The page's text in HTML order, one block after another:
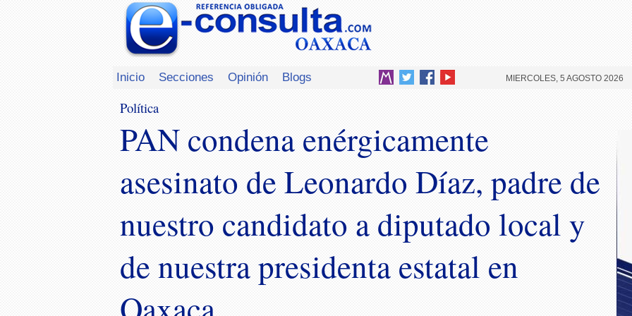
Inicio Secciones Opinión Blogs MIERCOLES, 5 AGOSTO 2026
Política
PAN condena enérgicamente
asesinato de Leonardo Díaz, padre de
nuestro candidato a diputado local y
de nuestra presidenta estatal en